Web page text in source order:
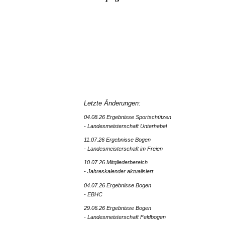
Letzte Änderungen:
04.08.26 Ergebnisse Sportschützen
- Landesmeisterschaft Unterhebel
11.07.26 Ergebnisse Bogen
- Landesmeisterschaft im Freien
10.07.26 Mitgliederbereich
- Jahreskalender aktualisiert
04.07.26 Ergebnisse Bogen
- EBHC
29.06.26 Ergebnisse Bogen
- Landesmeisterschaft Feldbogen